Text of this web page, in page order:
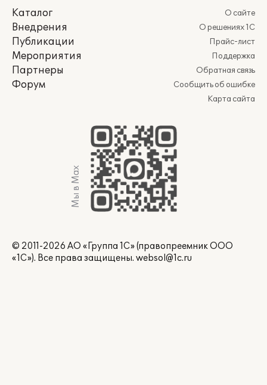
Каталог
Внедрения
Публикации
Мероприятия
Партнеры
Форум
О сайте
О решениях 1С
Прайс-лист
Поддержка
Обратная связь
Сообщить об ошибке
Карта сайта
Мы в Max
© 2011-2026 АО «Группа 1С» (правопреемник ООО
«1С»). Все права защищены. websol@1c.ru